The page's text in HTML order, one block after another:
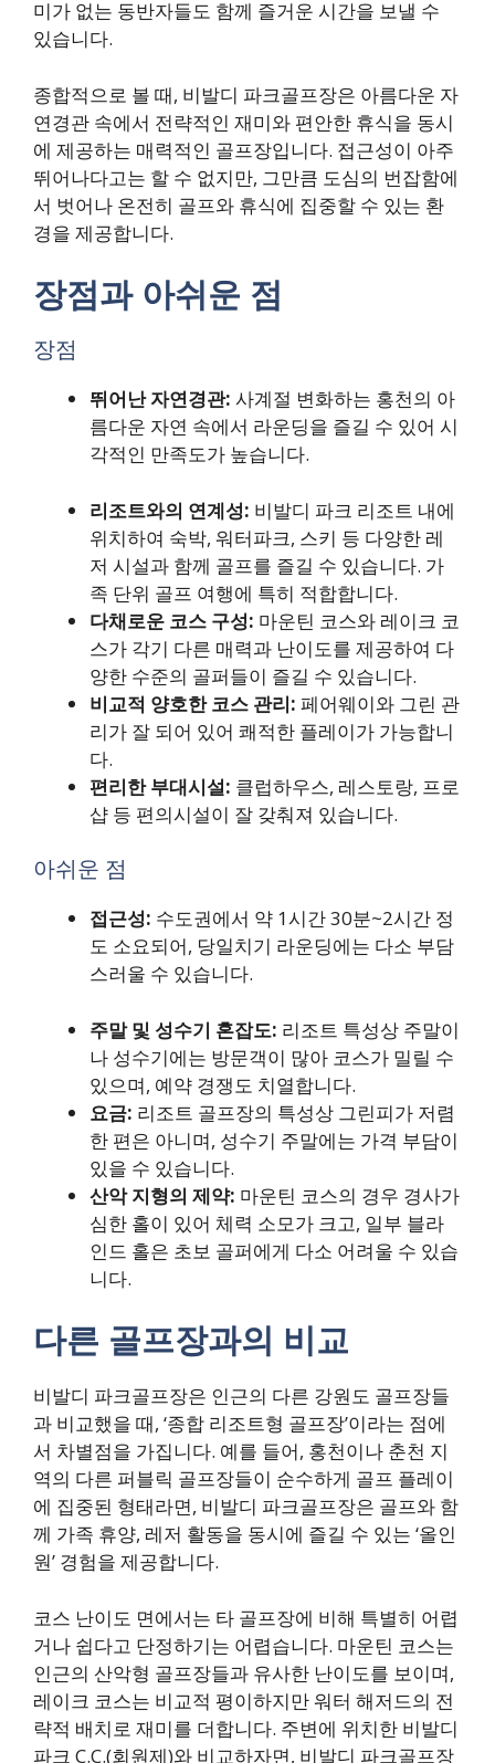
미가 없는 동반자들도 함께 즐거운 시간을 보낼 수
있습니다.
종합적으로 볼 때, 비발디 파크골프장은 아름다운 자
연경관 속에서 전략적인 재미와 편안한 휴식을 동시
에 제공하는 매력적인 골프장입니다. 접근성이 아주
뛰어나다고는 할 수 없지만, 그만큼 도심의 번잡함에
서 벗어나 온전히 골프와 휴식에 집중할 수 있는 환
경을 제공합니다.
장점과 아쉬운 점
장점
뛰어난 자연경관: 사계절 변화하는 홍천의 아
름다운 자연 속에서 라운딩을 즐길 수 있어 시
각적인 만족도가 높습니다.
리조트와의 연계성: 비발디 파크 리조트 내에
위치하여 숙박, 워터파크, 스키 등 다양한 레
저 시설과 함께 골프를 즐길 수 있습니다. 가
족 단위 골프 여행에 특히 적합합니다.
다채로운 코스 구성: 마운틴 코스와 레이크 코
스가 각기 다른 매력과 난이도를 제공하여 다
양한 수준의 골퍼들이 즐길 수 있습니다.
비교적 양호한 코스 관리: 페어웨이와 그린 관
리가 잘 되어 있어 쾌적한 플레이가 가능합니
다.
편리한 부대시설: 클럽하우스, 레스토랑, 프로
샵 등 편의시설이 잘 갖춰져 있습니다.
아쉬운 점
접근성: 수도권에서 약 1시간 30분~2시간 정
도 소요되어, 당일치기 라운딩에는 다소 부담
스러울 수 있습니다.
주말 및 성수기 혼잡도: 리조트 특성상 주말이
나 성수기에는 방문객이 많아 코스가 밀릴 수
있으며, 예약 경쟁도 치열합니다.
요금: 리조트 골프장의 특성상 그린피가 저렴
한 편은 아니며, 성수기 주말에는 가격 부담이
있을 수 있습니다.
산악 지형의 제약: 마운틴 코스의 경우 경사가
심한 홀이 있어 체력 소모가 크고, 일부 블라
인드 홀은 초보 골퍼에게 다소 어려울 수 있습
니다.
다른 골프장과의 비교
비발디 파크골프장은 인근의 다른 강원도 골프장들
과 비교했을 때, ‘종합 리조트형 골프장’이라는 점에
서 차별점을 가집니다. 예를 들어, 홍천이나 춘천 지
역의 다른 퍼블릭 골프장들이 순수하게 골프 플레이
에 집중된 형태라면, 비발디 파크골프장은 골프와 함
께 가족 휴양, 레저 활동을 동시에 즐길 수 있는 ‘올인
원’ 경험을 제공합니다.
코스 난이도 면에서는 타 골프장에 비해 특별히 어렵
거나 쉽다고 단정하기는 어렵습니다. 마운틴 코스는
인근의 산악형 골프장들과 유사한 난이도를 보이며,
레이크 코스는 비교적 평이하지만 워터 해저드의 전
략적 배치로 재미를 더합니다. 주변에 위치한 비발디
파크 C.C.(회원제)와 비교하자면, 비발디 파크골프장